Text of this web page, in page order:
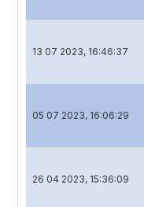
13 07 2023, 16:46:37
05 07 2023, 16:06:29
26 04 2023, 15:36:09